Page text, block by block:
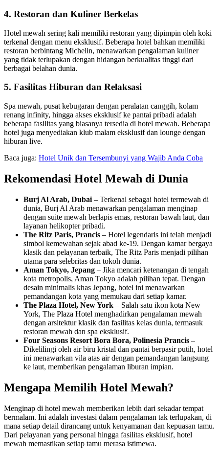
4. Restoran dan Kuliner Berkelas
Hotel mewah sering kali memiliki restoran yang dipimpin oleh koki
terkenal dengan menu eksklusif. Beberapa hotel bahkan memiliki
restoran berbintang Michelin, menawarkan pengalaman kuliner
yang tidak terlupakan dengan hidangan berkualitas tinggi dari
berbagai belahan dunia.
5. Fasilitas Hiburan dan Relaksasi
Spa mewah, pusat kebugaran dengan peralatan canggih, kolam
renang infinity, hingga akses eksklusif ke pantai pribadi adalah
beberapa fasilitas yang biasanya tersedia di hotel mewah. Beberapa
hotel juga menyediakan klub malam eksklusif dan lounge dengan
hiburan live.
Baca juga: Hotel Unik dan Tersembunyi yang Wajib Anda Coba
Rekomendasi Hotel Mewah di Dunia
Burj Al Arab, Dubai – Terkenal sebagai hotel termewah di
dunia, Burj Al Arab menawarkan pengalaman menginap
dengan suite mewah berlapis emas, restoran bawah laut, dan
layanan helikopter pribadi.
The Ritz Paris, Prancis – Hotel legendaris ini telah menjadi
simbol kemewahan sejak abad ke-19. Dengan kamar bergaya
klasik dan pelayanan terbaik, The Ritz Paris menjadi pilihan
utama para selebritas dan tokoh dunia.
Aman Tokyo, Jepang – Jika mencari ketenangan di tengah
kota metropolis, Aman Tokyo adalah pilihan tepat. Dengan
desain minimalis khas Jepang, hotel ini menawarkan
pemandangan kota yang memukau dari setiap kamar.
The Plaza Hotel, New York – Salah satu ikon kota New
York, The Plaza Hotel menghadirkan pengalaman mewah
dengan arsitektur klasik dan fasilitas kelas dunia, termasuk
restoran mewah dan spa eksklusif.
Four Seasons Resort Bora Bora, Polinesia Prancis –
Dikelilingi oleh air biru kristal dan pantai berpasir putih, hotel
ini menawarkan vila atas air dengan pemandangan langsung
ke laut, memberikan pengalaman liburan impian.
Mengapa Memilih Hotel Mewah?
Menginap di hotel mewah memberikan lebih dari sekadar tempat
bermalam. Ini adalah investasi dalam pengalaman tak terlupakan, di
mana setiap detail dirancang untuk kenyamanan dan kepuasan tamu.
Dari pelayanan yang personal hingga fasilitas eksklusif, hotel
mewah memastikan setiap tamu merasa istimewa.